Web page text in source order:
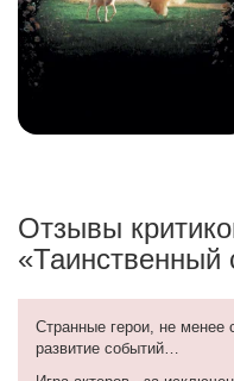
Отзывы
«Таинственный
Странные герои, не менее
развитие событий…